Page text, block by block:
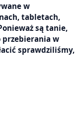
w
tabletach,
są tanie,
przebierania w
sprawdziliśmy,